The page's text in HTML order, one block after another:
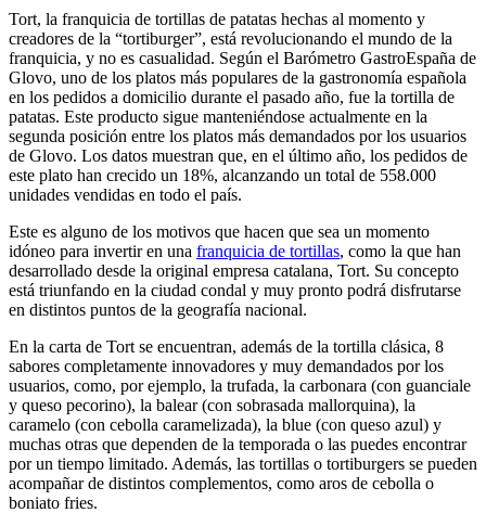
Tort, la franquicia de tortillas de patatas hechas al momento y
creadores de la “tortiburger”, está revolucionando el mundo de la
franquicia, y no es casualidad. Según el Barómetro GastroEspaña de
Glovo, uno de los platos más populares de la gastronomía española
en los pedidos a domicilio durante el pasado año, fue la tortilla de
patatas. Este producto sigue manteniéndose actualmente en la
segunda posición entre los platos más demandados por los usuarios
de Glovo. Los datos muestran que, en el último año, los pedidos de
este plato han crecido un 18%, alcanzando un total de 558.000
unidades vendidas en todo el país.
Este es alguno de los motivos que hacen que sea un momento
idóneo para invertir en una franquicia de tortillas, como la que han
desarrollado desde la original empresa catalana, Tort. Su concepto
está triunfando en la ciudad condal y muy pronto podrá disfrutarse
en distintos puntos de la geografía nacional.
En la carta de Tort se encuentran, además de la tortilla clásica, 8
sabores completamente innovadores y muy demandados por los
usuarios, como, por ejemplo, la trufada, la carbonara (con guanciale
y queso pecorino), la balear (con sobrasada mallorquina), la
caramelo (con cebolla caramelizada), la blue (con queso azul) y
muchas otras que dependen de la temporada o las puedes encontrar
por un tiempo limitado. Además, las tortillas o tortiburgers se pueden
acompañar de distintos complementos, como aros de cebolla o
boniato fries.